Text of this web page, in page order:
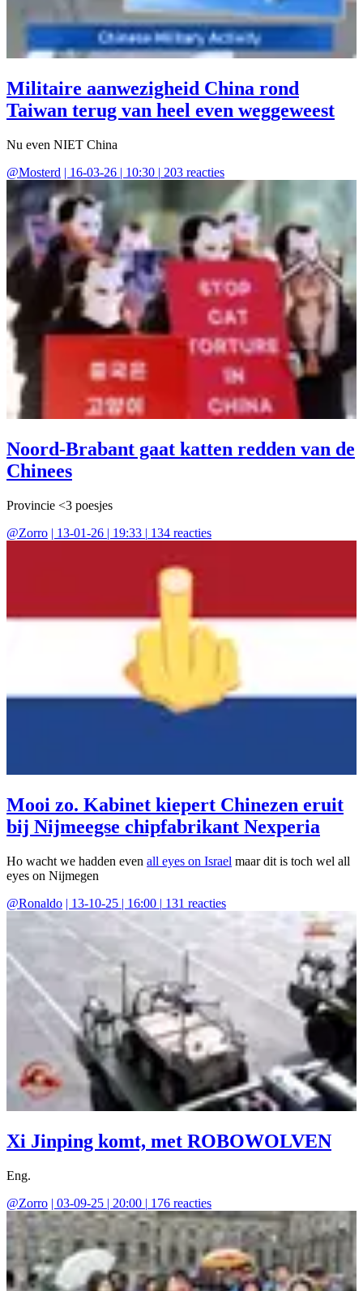
Militaire aanwezigheid China rond
Taiwan terug van heel even weggeweest
Nu even NIET China
@Mosterd | 16-03-26 | 10:30 | 203 reacties
Noord-Brabant gaat katten redden van de
Chinees
Provincie <3 poesjes
@Zorro | 13-01-26 | 19:33 | 134 reacties
Mooi zo. Kabinet kiepert Chinezen eruit
bij Nijmeegse chipfabrikant Nexperia
Ho wacht we hadden even all eyes on Israel maar dit is toch wel all
eyes on Nijmegen
@Ronaldo | 13-10-25 | 16:00 | 131 reacties
Xi Jinping komt, met ROBOWOLVEN
Eng.
@Zorro | 03-09-25 | 20:00 | 176 reacties